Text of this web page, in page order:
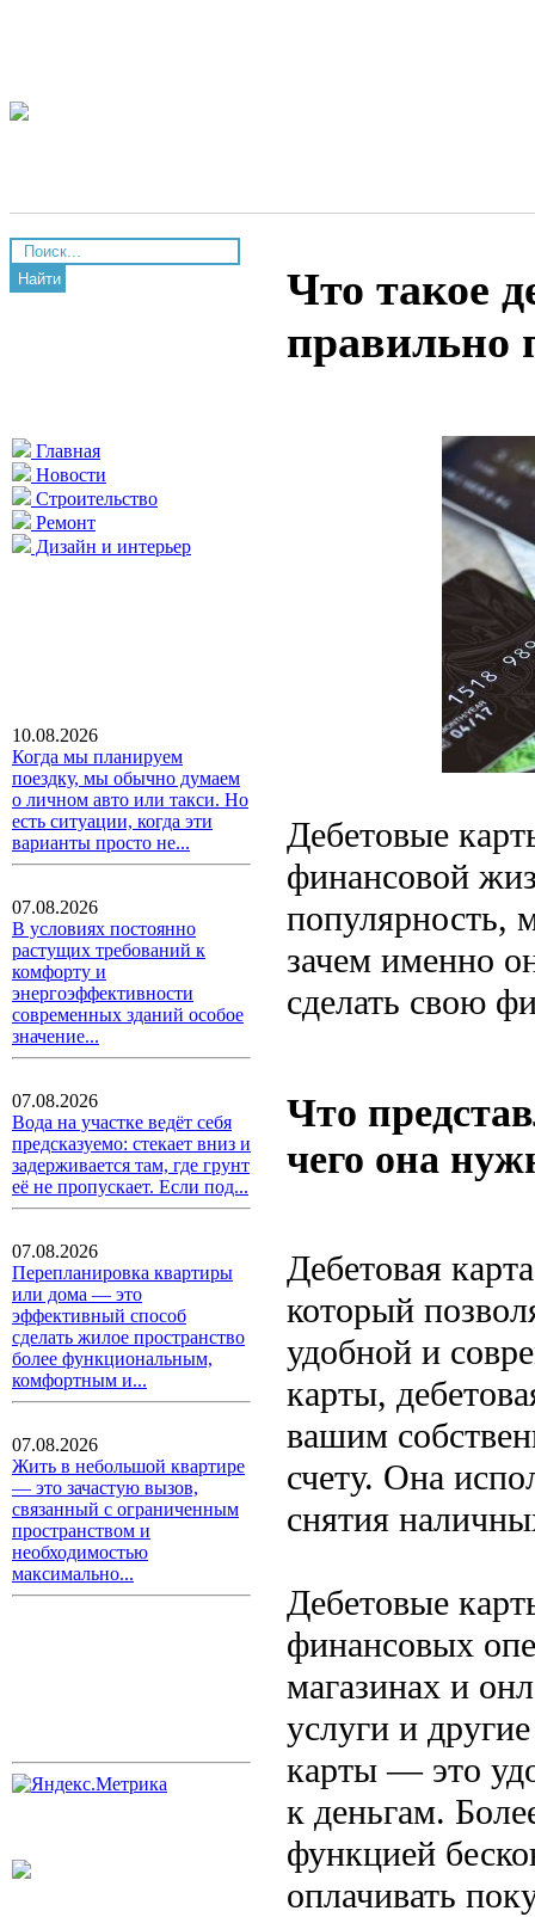
Найти
Главная
Новости
Строительство
Ремонт
Дизайн и интерьер
10.08.2026
Когда мы планируем
поездку, мы обычно думаем
о личном авто или такси. Но
есть ситуации, когда эти
варианты просто не...
07.08.2026
В условиях постоянно
растущих требований к
комфорту и
энергоэффективности
современных зданий особое
значение...
07.08.2026
Вода на участке ведёт себя
предсказуемо: стекает вниз и
задерживается там, где грунт
её не пропускает. Если под...
07.08.2026
Перепланировка квартиры
или дома — это
эффективный способ
сделать жилое пространство
более функциональным,
комфортным и...
07.08.2026
Жить в небольшой квартире
— это зачастую вызов,
связанный с ограниченным
пространством и
необходимостью
максимально...
Что такое
правильно
Дебетовые
финансовой
популярность,
зачем именно
сделать свою
Что
чего она
Дебетовая
который
удобной и
карты,
вашим
счету. Она
снятия
Дебетовые
финансовых
магазинах и
услуги и
карты — это
к деньгам.
функцией
оплачивать